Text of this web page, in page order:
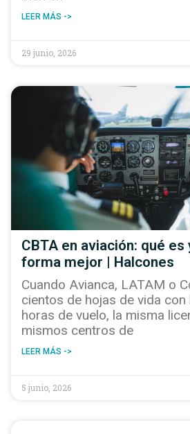
LEER MÁS ->
29 junio, 2026
CBTA en aviación: qué es
forma mejor | Halcones
Cuando Avianca, LATAM o
cientos de hojas de vida con
horas de vuelo, la misma
mismos centros de
LEER MÁS ->
5 junio, 2026